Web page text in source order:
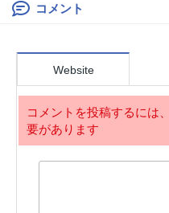
第7.3話
第7.1話
第6.2話
1年前
第6.1話
コメント
Website
コメントを投稿するには、
要があります